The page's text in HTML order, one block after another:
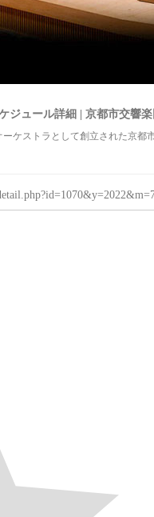
ジュール詳細 | 京都市交響
ケストラとして創立された京都